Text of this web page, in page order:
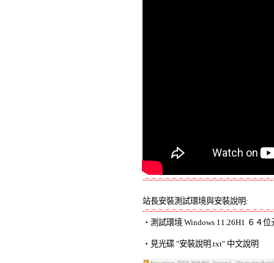
-=-=-=-=-=-=-=-=-=-=-=-=-=-=-=-=-=-=-
站長安裝測試環境與安裝說明:
-=-=-=-=-=-=-=-=-=-=-=-=-=-=-=-=-=-=-
‧測試環境 Windows 11.26H1 ６４
‧見光碟 "安裝說明.txt" 中文說明